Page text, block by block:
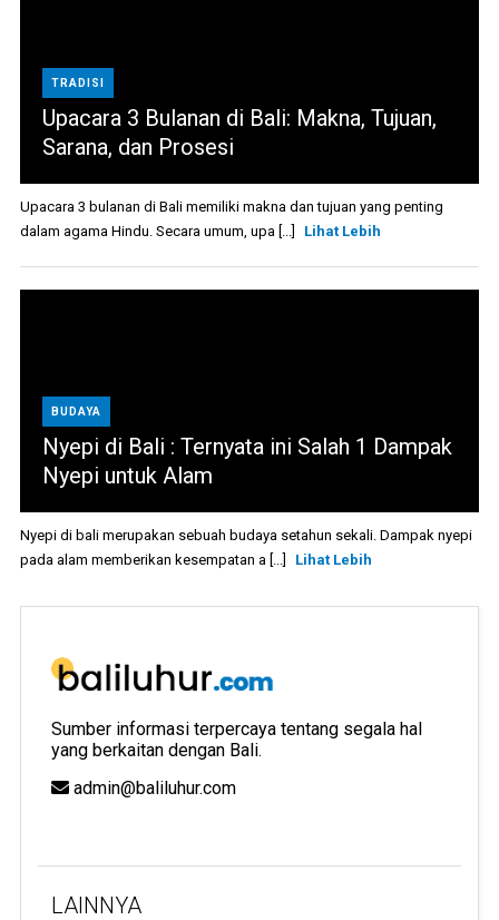
TRADISI
Upacara 3 Bulanan di Bali: Makna, Tujuan,
Sarana, dan Prosesi
Upacara 3 bulanan di Bali memiliki makna dan tujuan yang penting
dalam agama Hindu. Secara umum, upa [...]
Lihat Lebih
BUDAYA
Nyepi di Bali : Ternyata ini Salah 1 Dampak
Nyepi untuk Alam
Nyepi di bali merupakan sebuah budaya setahun sekali. Dampak nyepi
pada alam memberikan kesempatan a [...]
Lihat Lebih
Sumber informasi terpercaya tentang segala hal
yang berkaitan dengan Bali.
admin@baliluhur.com
LAINNYA